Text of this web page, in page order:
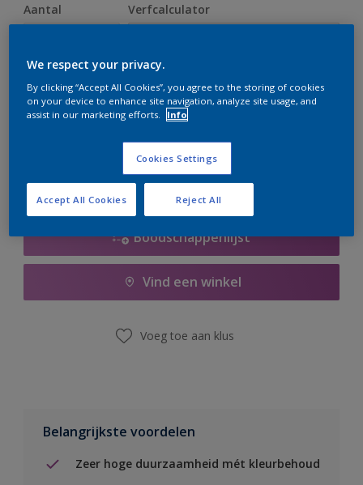
Aantal Verfcalculator
Op dit moment is het niet mogelijk dit product online
te bestellen. Houd de website in de gaten, we werken
Boodschappenlijst
Vind een winkel
Voeg toe aan klus
Belangrijkste voordelen
Zeer hoge duurzaamheid mét kleurbehoud
We respect your privacy.
By clicking “Accept All Cookies”, you agree to the storing of cookies
on your device to enhance site navigation, analyze site usage, and
assist in our marketing efforts.
Info
Cookies Settings
Reject All
Accept All Cookies